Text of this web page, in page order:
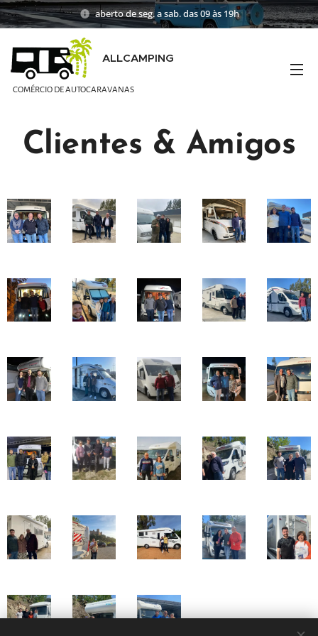
aberto de seg. a sab. das 09 às 19h
ALLCAMPING
COMÉRCIO DE AUTOCARAVANAS
Clientes & Amigos